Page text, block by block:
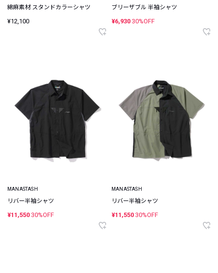
綿麻素材 スタンドカラーシャツ
¥12,100
ブリーザブル 半袖シャツ
¥6,930 30%OFF
MANASTASH
リバー半袖シャツ
¥11,550 30%OFF
MANASTASH
リバー半袖シャツ
¥11,550 30%OFF